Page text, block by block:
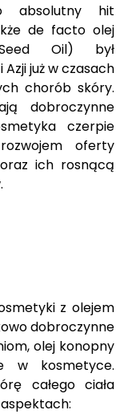
absolutny hit
de facto olej
Oil) był
już w czasach
chorób skóry.
dobroczynne
czerpie
oferty
ich rosnącą
z olejem
dobroczynne
olej konopny
w kosmetyce.
całego ciała